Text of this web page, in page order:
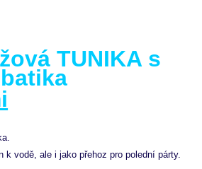
TUNIKA s
k vodě, ale i jako přehoz pro polední párty.